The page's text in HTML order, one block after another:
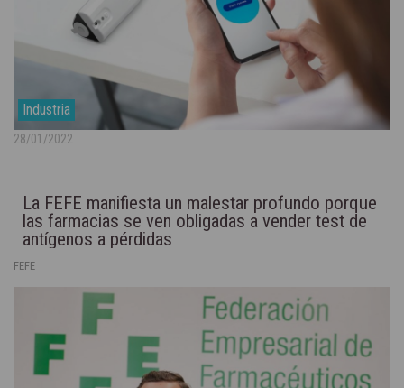
Industria
28/01/2022
La FEFE manifiesta un malestar profundo porque
las farmacias se ven obligadas a vender test de
antígenos a pérdidas
FEFE